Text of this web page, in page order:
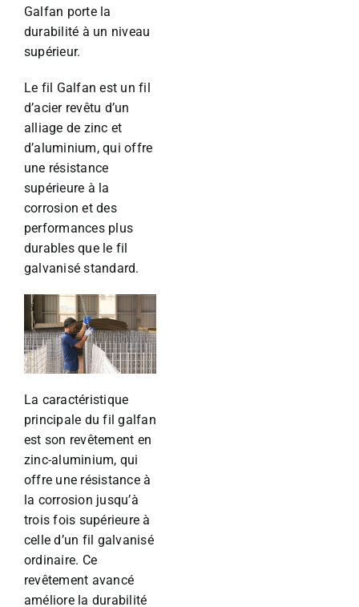
Galfan porte la
durabilité à un niveau
supérieur.
Le fil Galfan est un fil
d’acier revêtu d’un
alliage de zinc et
d’aluminium, qui offre
une résistance
supérieure à la
corrosion et des
performances plus
durables que le fil
galvanisé standard.
La caractéristique
principale du fil galfan
est son revêtement en
zinc-aluminium, qui
offre une résistance à
la corrosion jusqu’à
trois fois supérieure à
celle d’un fil galvanisé
ordinaire. Ce
revêtement avancé
améliore la durabilité